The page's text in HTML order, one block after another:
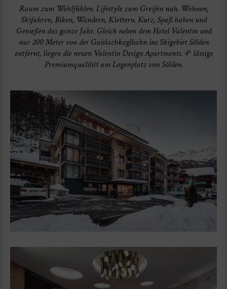
Raum zum Wohlfühlen. Lifestyle zum Greifen nah. Wohnen,
Skifahren, Biken, Wandern, Klettern. Kurz, Spaß haben und
Genießen das ganze Jahr. Gleich neben dem Hotel Valentin und
nur 200 Meter von der Gaislachkoglbahn ins Skigebiet Sölden
entfernt, liegen die neuen Valentin Design Apartments. 4* lässige
Premiumqualität am Logenplatz von Sölden.